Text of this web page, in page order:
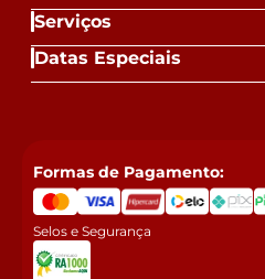
Serviços
Datas Especiais
Formas de Pagamento:
Selos e Segurança